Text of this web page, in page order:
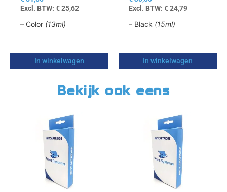
Excl. BTW: €25,62
– Color (13ml)
In winkelwagen
Excl. BTW: €24,79
– Black (15ml)
In winkelwagen
Bekijk ook eens